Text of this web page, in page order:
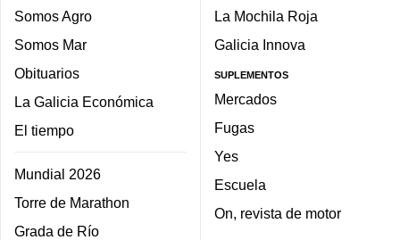
Somos Agro
Somos Mar
Obituarios
La Galicia Económica
El tiempo
Mundial 2026
Torre de Marathon
Grada de Río
La Mochila Roja
Galicia Innova
SUPLEMENTOS
Mercados
Fugas
Yes
Escuela
On, revista de motor